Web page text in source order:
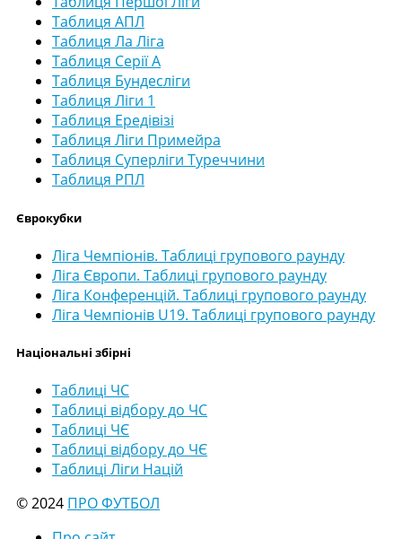
Таблиця АПЛ
Таблиця Ла Ліга
Таблиця Серії А
Таблиця Бундесліги
Таблиця Ліги 1
Таблиця Ередівізі
Таблиця Ліги Примейра
Таблиця Суперліги Туреччини
Таблиця РПЛ
Єврокубки
Ліга Чемпіонів. Таблиці групового раунду
Ліга Європи. Таблиці групового раунду
Ліга Конференцій. Таблиці групового раунду
Ліга Чемпіонів U19. Таблиці групового раунду
Національні збірні
Таблиці ЧС
Таблиці відбору до ЧС
Таблиці ЧЄ
Таблиці відбору до ЧЄ
Таблиці Ліги Націй
© 2024 ПРО ФУТБОЛ